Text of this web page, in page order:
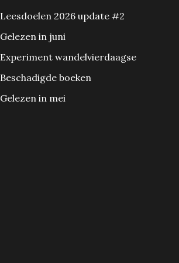
Leesdoelen 2026 update #2
Gelezen in juni
Experiment wandelvierdaagse
Beschadigde boeken
Gelezen in mei